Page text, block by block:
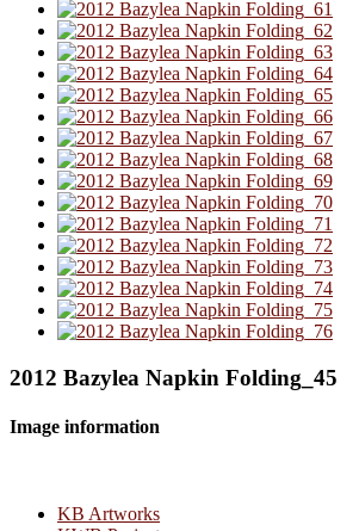
2012 Bazylea Napkin Folding_45
Image information
KB Artworks